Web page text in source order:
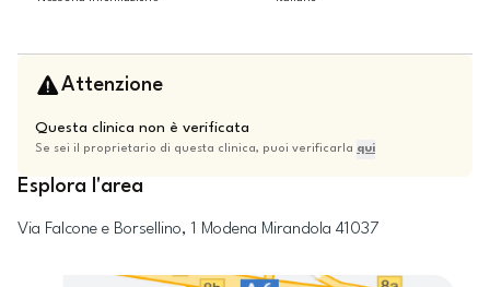
Attenzione
Questa clinica non è verificata
Se sei il proprietario di questa clinica, puoi verificarla qui
Esplora l'area
Via Falcone e Borsellino, 1 Modena Mirandola 41037